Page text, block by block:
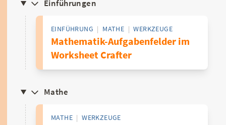
Einführungen
EINFÜHRUNG | MATHE | WERKZEUGE
Mathematik-Aufgabenfelder im
Worksheet Crafter
Mathe
MATHE | WERKZEUGE